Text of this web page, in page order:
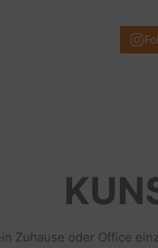
Zuhause oder Office